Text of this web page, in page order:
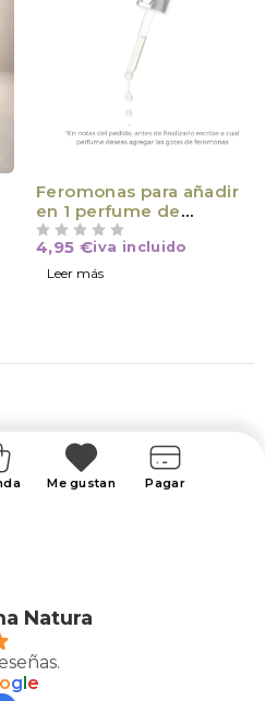
Feromonas para añadir
en 1 perfume de
equivalencia 100ml
Hombre/Mujer
4,95 €iva incluido
Leer más
Me gustan Pagar
Natura
og e